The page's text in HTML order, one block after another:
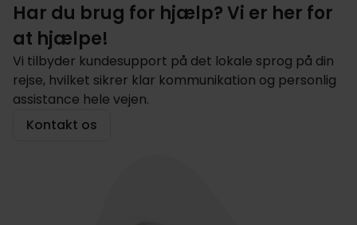
Har du brug for hjælp? Vi er her for
at hjælpe!
Vi tilbyder kundesupport på det lokale sprog på din
rejse, hvilket sikrer klar kommunikation og personlig
assistance hele vejen.
Kontakt os